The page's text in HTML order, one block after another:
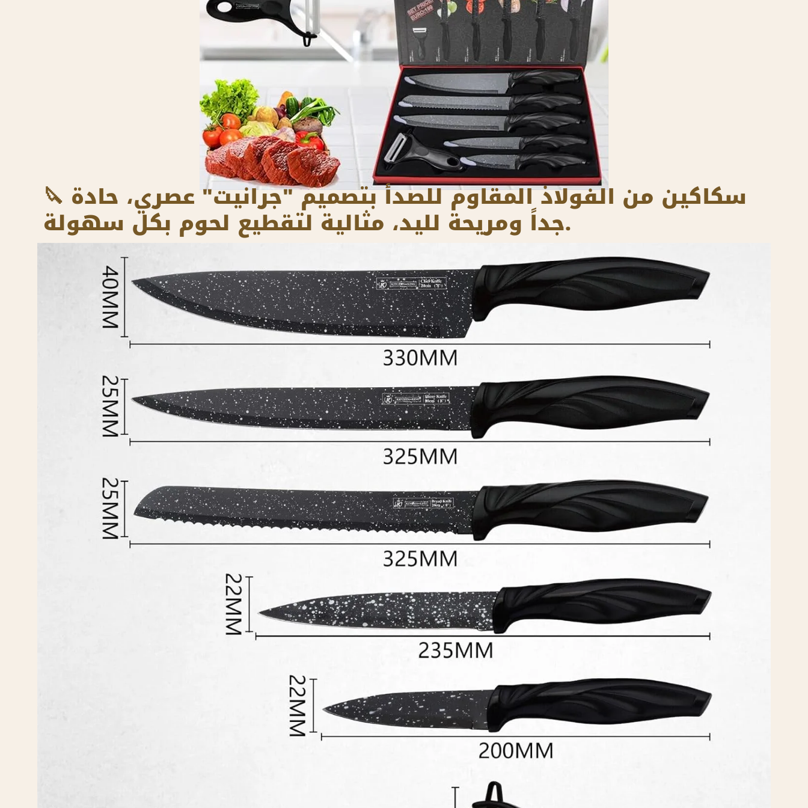
🔪 سكاكين من الفولاذ المقاوم للصدأ بتصميم "جرانيت" عصري، حادة
جداً ومريحة لليد، مثالية لتقطيع لحوم بكل سهولة.